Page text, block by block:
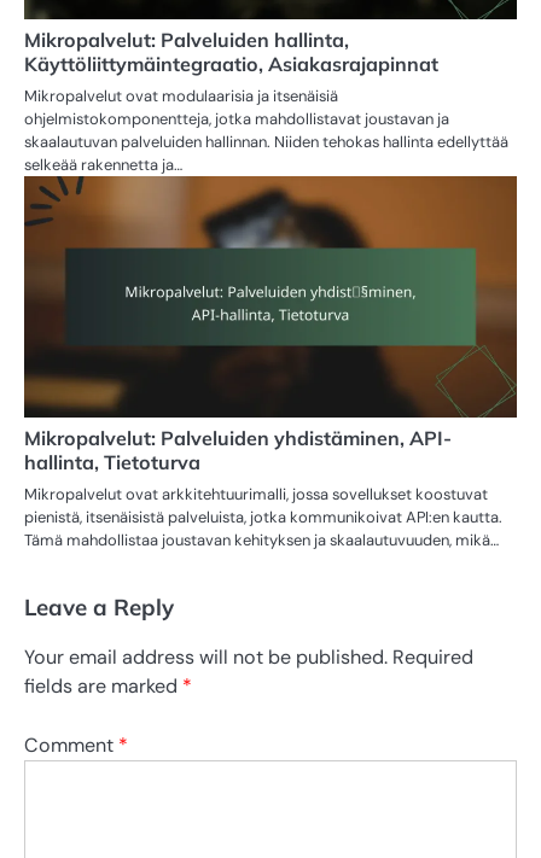
Mikropalvelut: Palveluiden hallinta,
Käyttöliittymäintegraatio, Asiakasrajapinnat
Mikropalvelut ovat modulaarisia ja itsenäisiä
ohjelmistokomponentteja, jotka mahdollistavat joustavan ja
skaalautuvan palveluiden hallinnan. Niiden tehokas hallinta edellyttää
selkeää rakennetta ja…
Mikropalvelut: Palveluiden yhdistäminen, API-
hallinta, Tietoturva
Mikropalvelut ovat arkkitehtuurimalli, jossa sovellukset koostuvat
pienistä, itsenäisistä palveluista, jotka kommunikoivat API:en kautta.
Tämä mahdollistaa joustavan kehityksen ja skaalautuvuuden, mikä…
Leave a Reply
Your email address will not be published. Required
fields are marked *
Comment *